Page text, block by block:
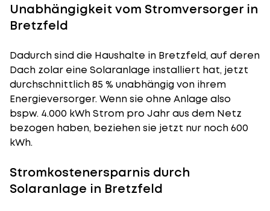
Unabhängigkeit vom Stromversorger in
Bretzfeld
Dadurch sind die Haushalte in Bretzfeld, auf deren
Dach zolar eine Solaranlage installiert hat, jetzt
durchschnittlich 85 % unabhängig von ihrem
Energieversorger. Wenn sie ohne Anlage also
bspw. 4.000 kWh Strom pro Jahr aus dem Netz
bezogen haben, beziehen sie jetzt nur noch 600
kWh.
Stromkostenersparnis durch
Solaranlage in Bretzfeld